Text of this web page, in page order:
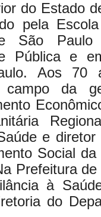
do Estado
pela
São Paulo
Pública e
Aos 70
campo da
e
Social
Prefeitura
à
do